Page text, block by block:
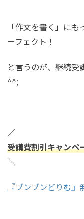
「作文を書く」に
ーフェクト！
と言うのが、継続受
^^;
／
受講費割引キャン
＼
『ブンブンどりむ